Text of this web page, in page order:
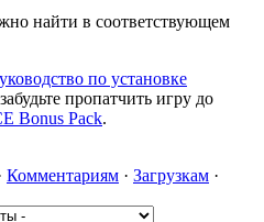
найти в соответствующем
по установке
пропатчить игру до
Bonus Pack.
Комментариям · Загрузкам ·